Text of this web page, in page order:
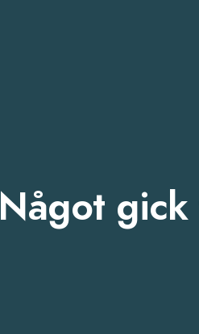
Något